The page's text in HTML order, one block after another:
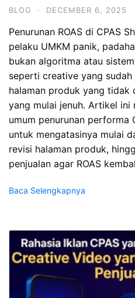
BLOG · DECEMBER 6, 2025
Penurunan ROAS di CPAS
pelaku UMKM panik,
bukan algoritma atau
seperti creative yang sudah
halaman produk yang tidak
yang mulai jenuh. Artikel ini
umum penurunan performa
untuk mengatasinya mulai
revisi halaman produk,
penjualan agar ROAS
Baca Selengkapnya